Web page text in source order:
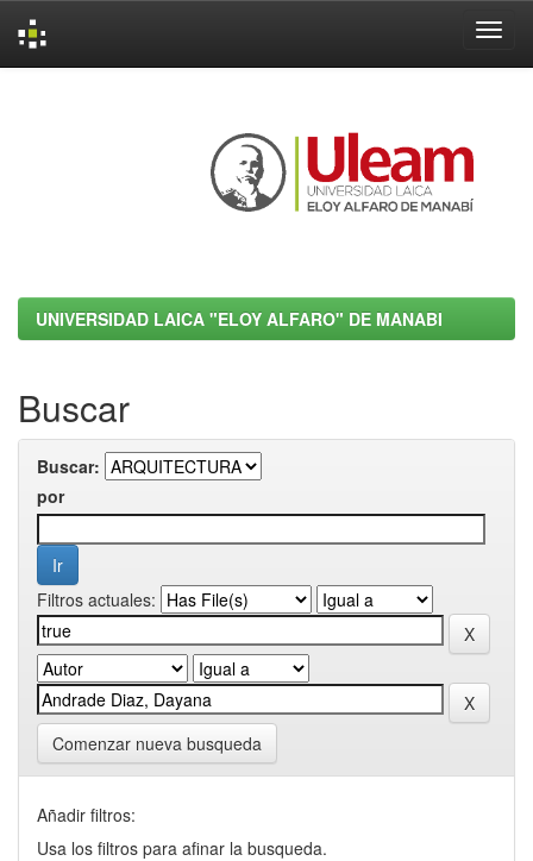
UNIVERSIDAD LAICA "ELOY ALFARO" DE MANABI
Buscar
Buscar:
por
Filtros actuales:
Comenzar nueva busqueda
Añadir filtros:
Usa los filtros para afinar la busqueda.